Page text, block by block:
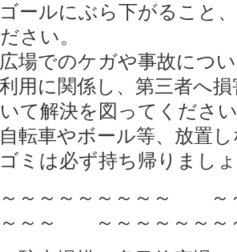
ゴールにぶら下がること
さい。
広場でのケガや事故につ
利用に関係し、第三者へ
て解決を図ってくださ
自転車やボール等、放置
ゴミは必ず持ち帰りまし
～～～～～～～～～ ～
～～～ ～～～～～～～